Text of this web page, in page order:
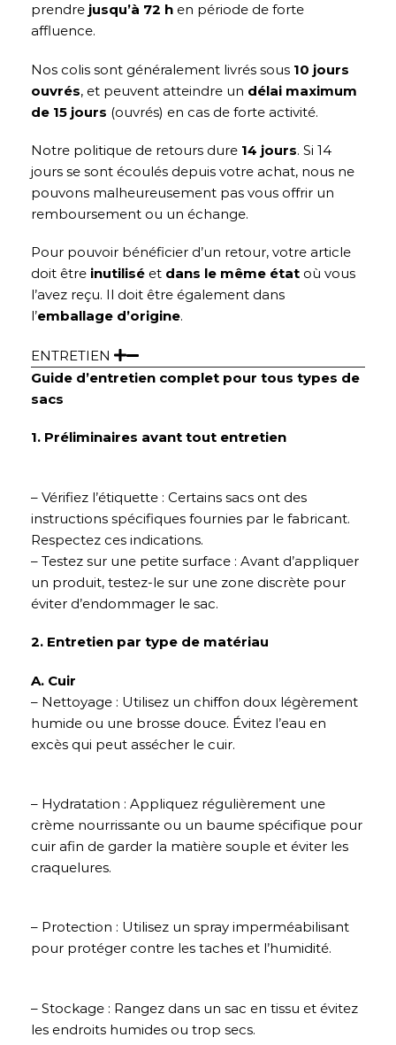
prendre jusqu’à 72 h en période de forte
affluence.
Nos colis sont généralement livrés sous 10 jours
ouvrés, et peuvent atteindre un délai maximum
de 15 jours (ouvrés) en cas de forte activité.
Notre politique de retours dure 14 jours. Si 14
jours se sont écoulés depuis votre achat, nous ne
pouvons malheureusement pas vous offrir un
remboursement ou un échange.
Pour pouvoir bénéficier d’un retour, votre article
doit être inutilisé et dans le même état où vous
l’avez reçu. Il doit être également dans
l’emballage d’origine.
ENTRETIEN
Guide d’entretien complet pour tous types de
sacs
1. Préliminaires avant tout entretien
– Vérifiez l’étiquette : Certains sacs ont des
instructions spécifiques fournies par le fabricant.
Respectez ces indications.
– Testez sur une petite surface : Avant d’appliquer
un produit, testez-le sur une zone discrète pour
éviter d’endommager le sac.
2. Entretien par type de matériau
A. Cuir
– Nettoyage : Utilisez un chiffon doux légèrement
humide ou une brosse douce. Évitez l’eau en
excès qui peut assécher le cuir.
– Hydratation : Appliquez régulièrement une
crème nourrissante ou un baume spécifique pour
cuir afin de garder la matière souple et éviter les
craquelures.
– Protection : Utilisez un spray imperméabilisant
pour protéger contre les taches et l’humidité.
– Stockage : Rangez dans un sac en tissu et évitez
les endroits humides ou trop secs.